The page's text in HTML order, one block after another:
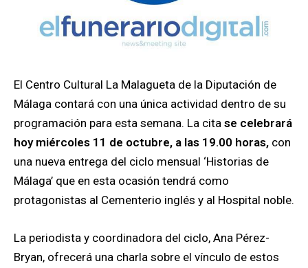
El Centro Cultural La Malagueta de la Diputación de
Málaga contará con una única actividad dentro de su
programación para esta semana. La cita se celebrará
hoy miércoles 11 de octubre, a las 19.00 horas, con
una nueva entrega del ciclo mensual ‘Historias de
Málaga’ que en esta ocasión tendrá como
protagonistas al Cementerio inglés y al Hospital noble.
La periodista y coordinadora del ciclo, Ana Pérez-
Bryan, ofrecerá una charla sobre el vínculo de estos